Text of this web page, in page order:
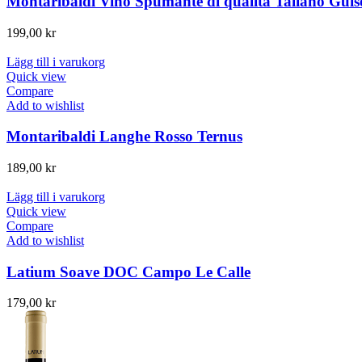
199,00 kr
Lägg till i varukorg
Quick view
Compare
Add to wishlist
Montaribaldi Langhe Rosso Ternus
189,00 kr
Lägg till i varukorg
Quick view
Compare
Add to wishlist
Latium Soave DOC Campo Le Calle
179,00 kr